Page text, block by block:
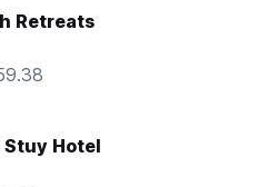
Retreats
Stuy Hotel